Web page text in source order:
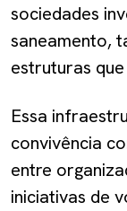
sociedades
saneamento,
estruturas
Essa
convivência
entre
iniciativas de